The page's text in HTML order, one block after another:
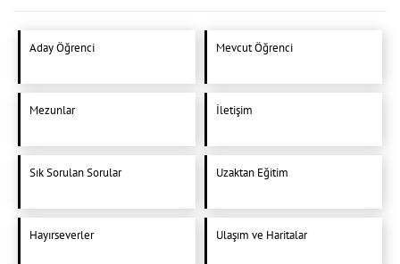
Aday Öğrenci Mevcut Öğrenci
Mezunlar İletişim
Sık Sorulan Sorular Uzaktan Eğitim
Hayırseverler Ulaşım ve Haritalar